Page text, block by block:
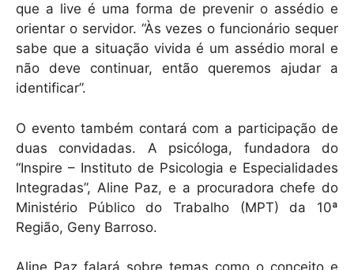
que a live é uma forma de prevenir o assédio e
orientar o servidor. “Às vezes o funcionário sequer
sabe que a situação vivida é um assédio moral e
não deve continuar, então queremos ajudar a
identificar”.
O evento também contará com a participação de
duas convidadas. A psicóloga, fundadora do
“Inspire – Instituto de Psicologia e Especialidades
Integradas”, Aline Paz, e a procuradora chefe do
Ministério Público do Trabalho (MPT) da 10ª
Região, Geny Barroso.